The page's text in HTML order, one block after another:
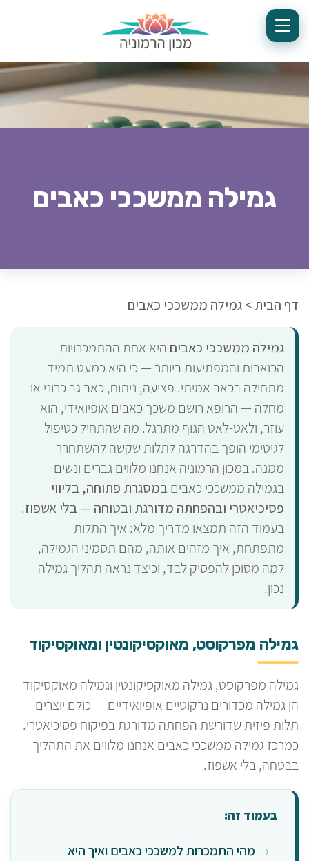
גמילה ממשככי כאבים
דף הבית>גמילה ממשככי כאבים
גמילה ממשככי כאבים היא אחת ההתמכרויות
הכואבות והמפתיעות ביותר — כי היא כמעט תמיד
מתחילה בכאב אמיתי. פציעה, ניתוח, כאב גב כרוני או
מחלה — הרופא רושם משכך כאבים אופיואידי, הוא
עוזר, ולאט-לאט הגוף מתרגל. מה שהתחיל כטיפול
לגיטימי הופך בהדרגה לתלות שקשה להשתחרר
ממנה. במכון הרמוניה אנחנו מלווים גברים ונשים
בגמילה ממשככי כאביםבמסגרת פתוחה, בליווי
פסיכיאטרי ובהפחתה מדורגת ובטוחה — בלי אשפוז.
בעמוד הזה תמצאו מדריך מלא: איך התלות
מתפתחת, איך מזהים אותה, מהם תסמיני הגמילה,
למה מסוכן להפסיק לבד, וכיצד נראה תהליך גמילה
נכון.
גמילה מפרקוסט, מאוקסיקונטין ומאוקסיקוד
גמילה מפרקוסט, גמילה מאוקסיקונטין וגמילה מאוקסיקוד
הן גמילה מכדורים נרקוטיים אופיואידיים — כולם יוצרים
תלות פיזית שדורשת הפחתה מדורגת בפיקוח פסיכיאטרי.
כמרכז גמילה ממשככי כאבים אנחנו מלווים את התהליך
בבטחה, בלי אשפוז.
בעמוד זה:
מהי התמכרות למשככי כאבים ואיך היא